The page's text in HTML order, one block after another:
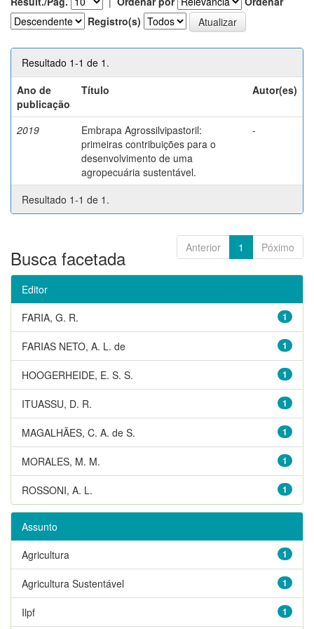
Registro(s)
Resultado 1-1 de 1.
Ano de
publicação
Título Autor(es)
2019
Embrapa Agrossilvipastoril:
primeiras contribuições para o
desenvolvimento de uma
agropecuária sustentável.
-
Resultado 1-1 de 1.
Anterior 1 Póximo
Busca facetada
Editor
1
FARIA, G. R.
1
FARIAS NETO, A. L. de
1
HOOGERHEIDE, E. S. S.
1
ITUASSU, D. R.
1
MAGALHÃES, C. A. de S.
1
MORALES, M. M.
1
ROSSONI, A. L.
Assunto
1
Agricultura
1
Agricultura Sustentável
1
Ilpf